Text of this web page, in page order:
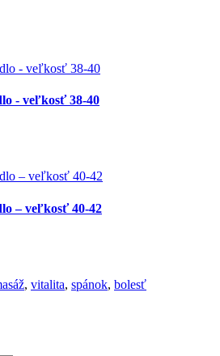
- veľkosť 38-40
– veľkosť 40-42
, vitalita, spánok, bolesť